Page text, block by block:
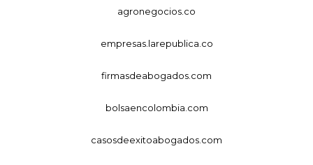
agronegocios.co
empresas.larepublica.co
firmasdeabogados.com
bolsaencolombia.com
casosdeexitoabogados.com